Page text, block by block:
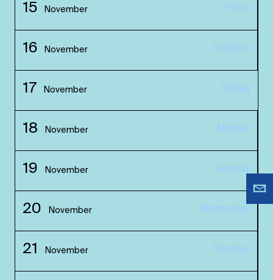
15 November Friday
16 November Saturday
17 November Sunday
18 November Monday
19 November Tuesday
20 November Wednesday
21 November Thursday